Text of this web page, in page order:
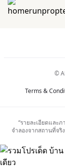
©
Terms &
“รายละเอียดและ
จำลองจากสถานที่จ